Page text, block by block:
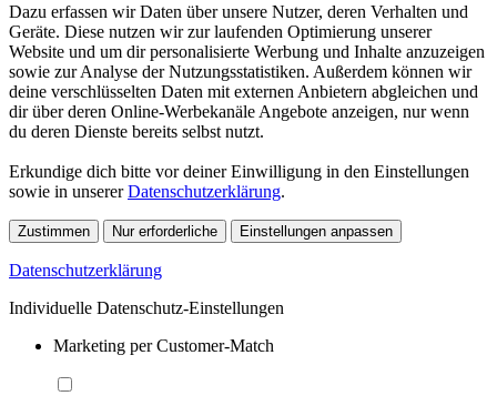
Dazu erfassen wir Daten über unsere Nutzer, deren Verhalten und
Geräte. Diese nutzen wir zur laufenden Optimierung unserer
Website und um dir personalisierte Werbung und Inhalte anzuzeigen
sowie zur Analyse der Nutzungsstatistiken. Außerdem können wir
deine verschlüsselten Daten mit externen Anbietern abgleichen und
dir über deren Online-Werbekanäle Angebote anzeigen, nur wenn
du deren Dienste bereits selbst nutzt.
Erkundige dich bitte vor deiner Einwilligung in den Einstellungen
sowie in unsererDatenschutzerklärung.
Zustimmen Nur erforderliche Einstellungen anpassen
Datenschutzerklärung
Individuelle Datenschutz-Einstellungen
Marketing per Customer-Match